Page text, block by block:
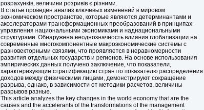
розрахунків, величини розривів є різними.
В статье проведен анализ ключевых изменений в мировом
экономическом пространстве, которые являются детерминантами и
акселераторами трансформационных преобразований в принципах
управления национальными экономиками и наднациональными
структурами. Обнаружена неоднозначность влияния глобализации на
современные многокомпонентные макроэкономические системы с
разновекторными связями, что проявляется в неравномерности
развития отдельных государств и регионов. На основе использования
эмпирических данных получено заключение, что показатели,
характеризующие стратификацию стран по показателю распределения
доходов между физическими лицами, демонстрируют сокращение
разрыва, однако, в зависимости от методики расчетов, величины
разрывов разные.
This article analyzes the key changes in the world economy that are the
causes and the accelerants of the transformations of the management